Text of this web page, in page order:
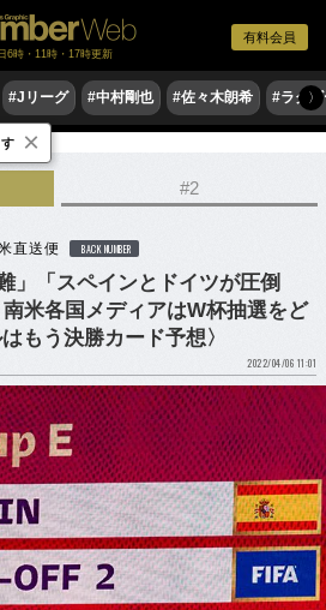
有料会員
6時・11時・17時更新
#Jリーグ #中村剛也 #佐々木朗希 #ラグ〉
#2
直送便 BACK NUMBER
」「スペインとドイツが圧倒
米各国メディアはW杯抽選をど
もう決勝カード予想〉
2022/04/06 11:01
×